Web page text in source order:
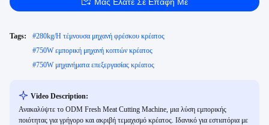
Tags: #280kg/H τέμνουσα μηχανή φρέσκου κρέατος
#750W εμπορική μηχανή κοπτών κρέατος
#750W μηχανήματα επεξεργασίας κρέατος
Video Description:
Ανακαλύψτε το ODM Fresh Meat Cutting Machine, μια λύση εμπορικής
ποιότητας για γρήγορο και ακριβή τεμαχισμό κρέατος. Ιδανικό για εστιατόρια με